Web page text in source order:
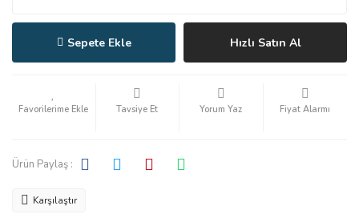
Sepete Ekle Hızlı Satın Al
Tavsiye Et Yorum Yaz Fiyat Alarmı
Ürün Paylaş :
Karşılaştır